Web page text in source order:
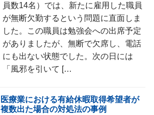
員数14名）では、新たに雇用した職員
が無断欠勤するという問題に直面しま
した。この職員は勉強会への出席予定
がありましたが、無断で欠席し、電話
にも出ない状態でした。次の日には
「風邪を引いて […
医療業における有給休暇取得希望者が
複数出た場合の対処法の事例